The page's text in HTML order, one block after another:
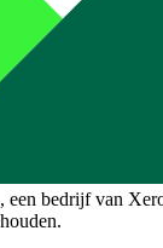
een bedrijf van